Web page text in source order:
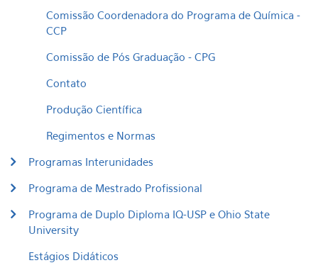
Comissão Coordenadora do Programa de Química -
CCP
Comissão de Pós Graduação - CPG
Contato
Produção Científica
Regimentos e Normas
Programas Interunidades
Programa de Mestrado Profissional
Programa de Duplo Diploma IQ-USP e Ohio State
University
Estágios Didáticos